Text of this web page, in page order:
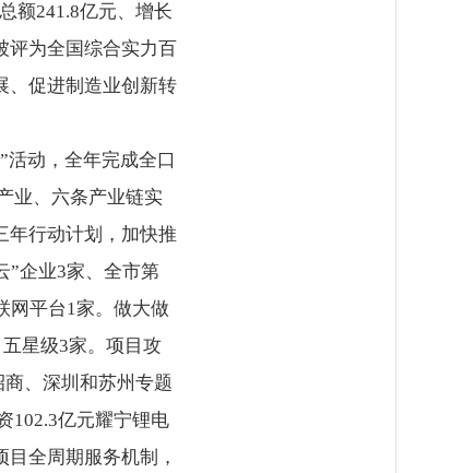
额241.8亿元、增长
评为全国综合实力百
、促进制造业创新转
动，全年完成全口
业、六条产业链实
年行动计划，加快推
”企业3家、全市第
网平台1家。做大做
星级3家。项目攻
、深圳和苏州专题
102.3亿元耀宁锂电
全周期服务机制，